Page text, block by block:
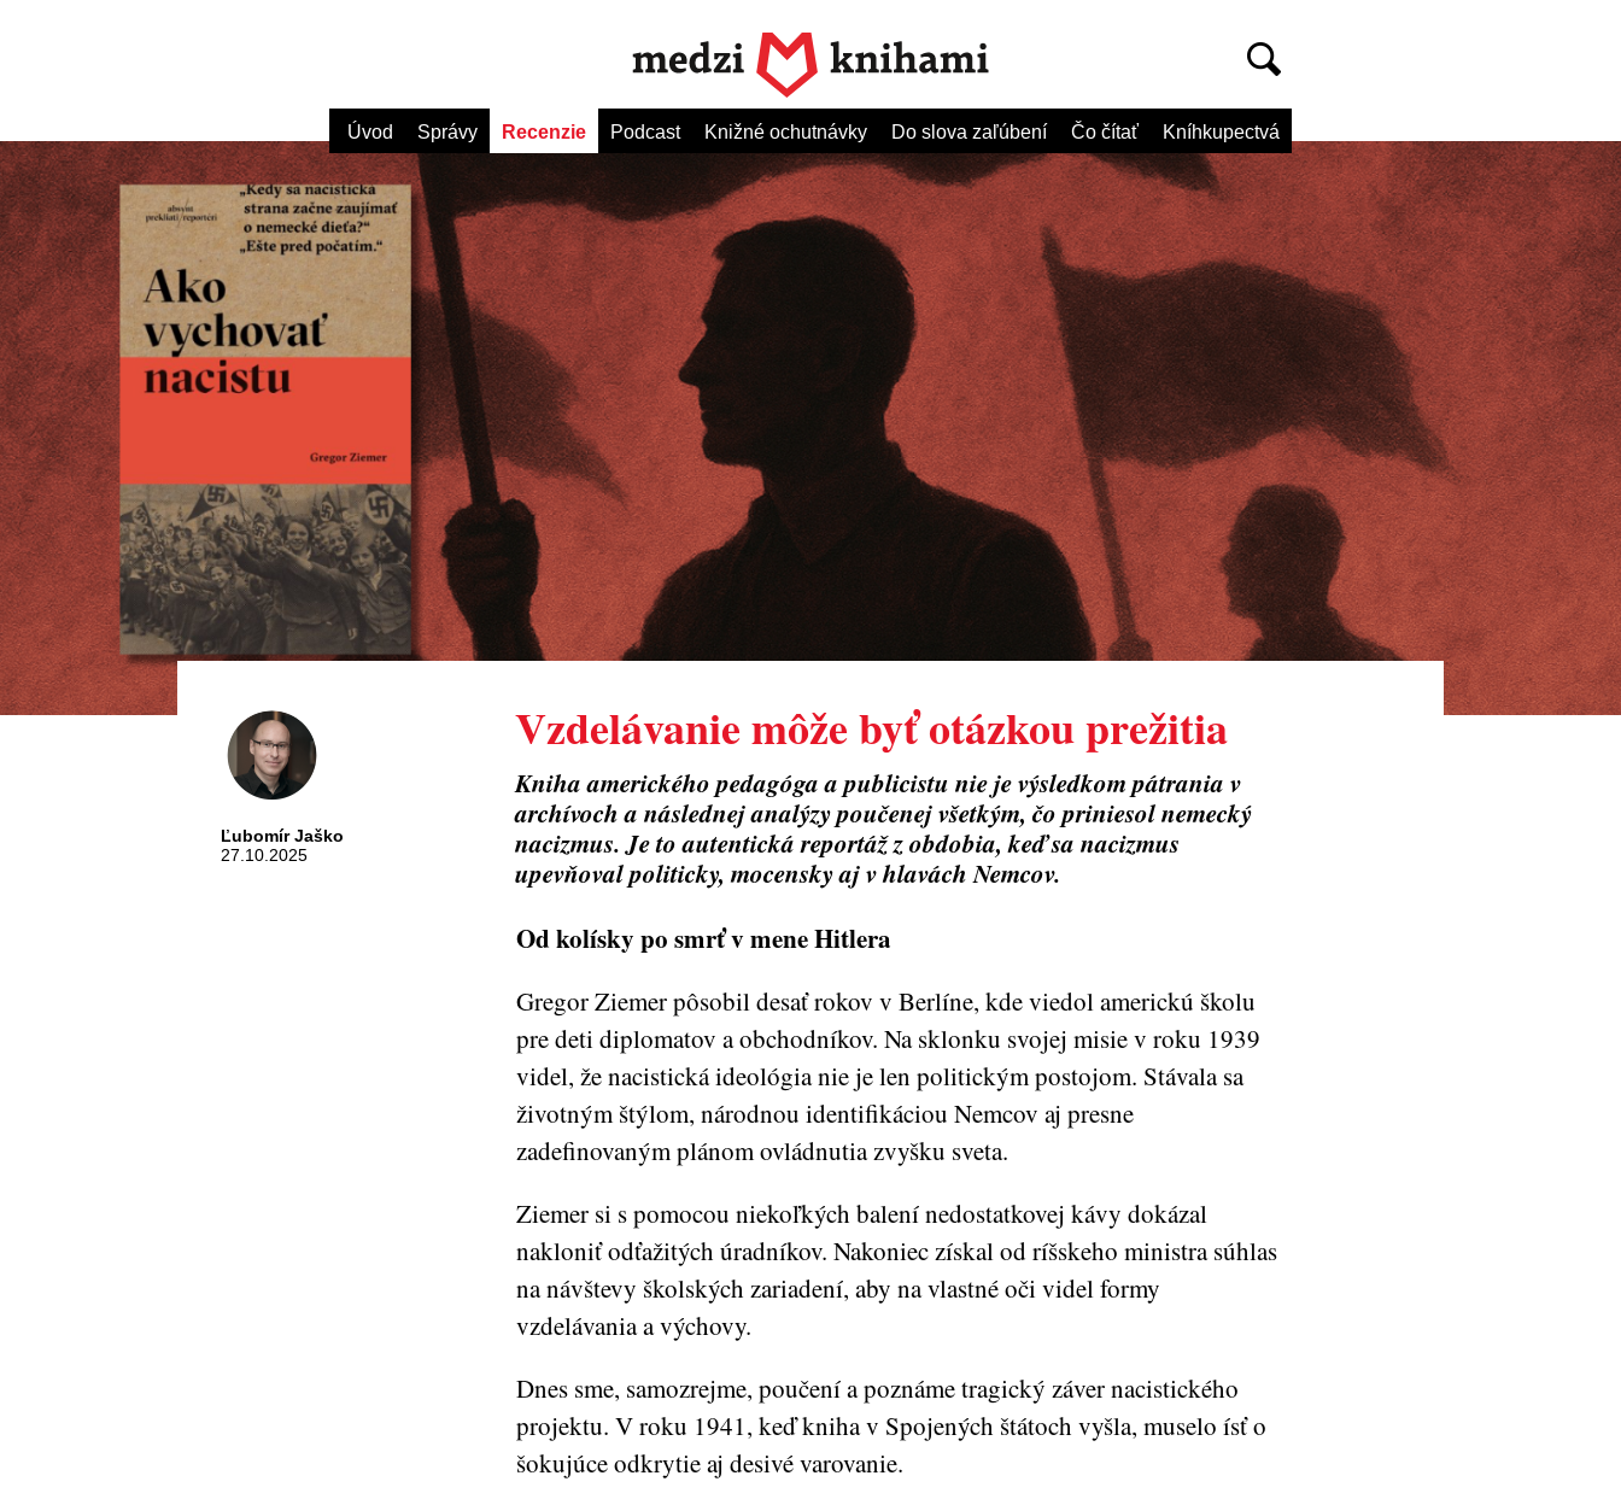
Úvod Správy Recenzie Podcast Knižné ochutnávky Do slova zaľúbení Čo čítať Kníhkupectvá
Ľubomír Jaško
27.10.2025
Vzdelávanie môže byť otázkou prežitia
Kniha amerického pedagóga a publicistu nie je výsledkom pátrania v
archívoch a následnej analýzy poučenej všetkým, čo priniesol nemecký
nacizmus. Je to autentická reportáž z obdobia, keď sa nacizmus
upevňoval politicky, mocensky aj v hlavách Nemcov.
Od kolísky po smrť v mene Hitlera
Gregor Ziemer pôsobil desať rokov v Berlíne, kde viedol americkú školu
pre deti diplomatov a obchodníkov. Na sklonku svojej misie v roku 1939
videl, že nacistická ideológia nie je len politickým postojom. Stávala sa
životným štýlom, národnou identifikáciou Nemcov aj presne
zadefinovaným plánom ovládnutia zvyšku sveta.
Ziemer si s pomocou niekoľkých balení nedostatkovej kávy dokázal
nakloniť odťažitých úradníkov. Nakoniec získal od ríšskeho ministra súhlas
na návštevy školských zariadení, aby na vlastné oči videl formy
vzdelávania a výchovy.
Dnes sme, samozrejme, poučení a poznáme tragický záver nacistického
projektu. V roku 1941, keď kniha v Spojených štátoch vyšla, muselo ísť o
šokujúce odkrytie aj desivé varovanie.